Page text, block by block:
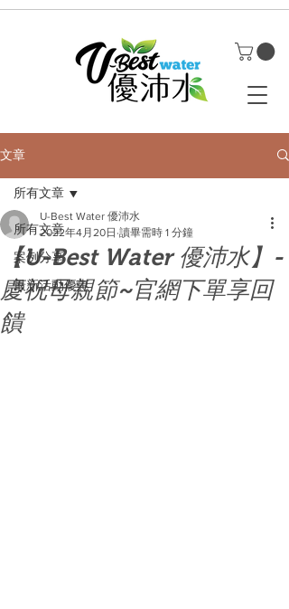
文章
所有文章
案例分享
最新活動優惠
所有文章
【U-Best Water 優沛水】-
慶祝母親節~官網下單享回
饋
U-Best Water 優沛水
2022年4月20日 讀畢需時 1 分鐘